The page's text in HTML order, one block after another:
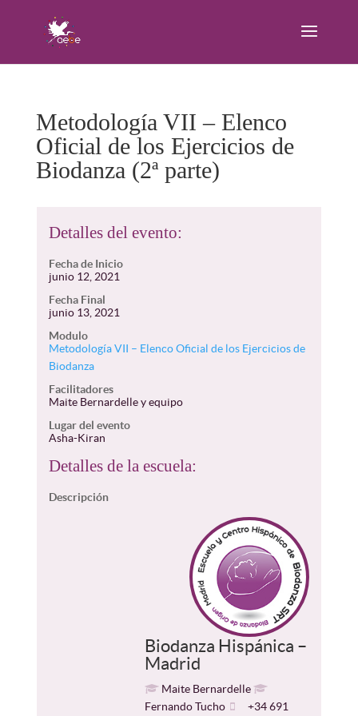
Metodología VII – Elenco
Oficial de los Ejercicios de
Biodanza (2ª parte)
Detalles del evento:
Fecha de Inicio
junio 12, 2021
Fecha Final
junio 13, 2021
Modulo
Metodología VII – Elenco Oficial de los Ejercicios de
Biodanza
Facilitadores
Maite Bernardelle y equipo
Lugar del evento
Asha-Kiran
Detalles de la escuela:
Descripción
Biodanza Hispánica –
Madrid
Maite Bernardelle
Fernando Tucho
+34 691